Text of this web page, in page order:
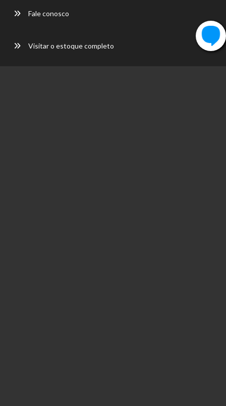
Fale conosco
Visitar o estoque completo